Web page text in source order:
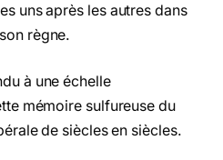
uns après les autres dans
règne.
à une échelle
mémoire sulfureuse du
de siècles en siècles.